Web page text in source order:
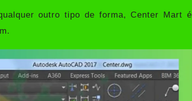
outro tipo de forma, Center Mart é